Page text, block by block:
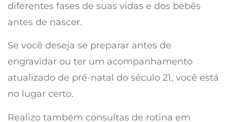
diferentes fases de suas vidas e dos bebês
antes de nascer.
Se você deseja se preparar antes de
engravidar ou ter um acompanhamento
atualizado de pré-natal do século 21, você está
no lugar certo.
Realizo também consultas de rotina em